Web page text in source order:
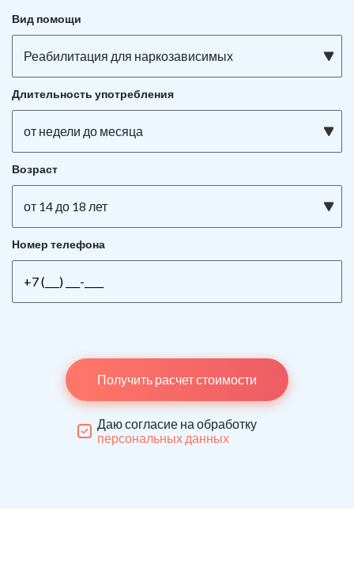
Вид помощи
Реабилитация для наркозависимых
Длительность употребления
от недели до месяца
Возраст
от 14 до 18 лет
Номер телефона
Получить расчет стоимости
Даю согласие на обработку
персональных данных